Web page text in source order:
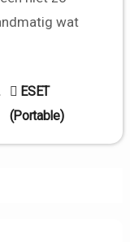
wat
ESET
(Portable)